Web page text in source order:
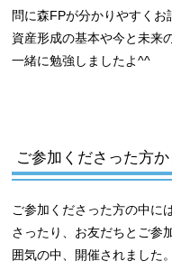
問に森FPが分かりやすくお
資産形成の基本や今と未来
一緒に勉強しましたよ^^
ご参加くださった方
ご参加くださった方の中に
さったり、お友だちとご参
囲気の中、開催されました。